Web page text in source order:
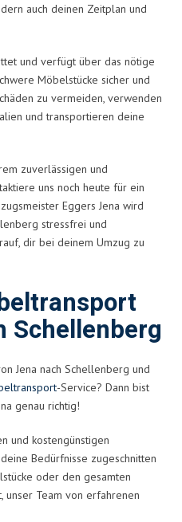
auch deinen Zeitplan und
und verfügt über das nötige
Möbelstücke sicher und
zu vermeiden, verwenden
und transportieren deine
zuverlässigen und
uns noch heute für ein
Eggers Jena wird
stressfrei und
dir bei deinem Umzug zu
Schellenberg
Jena nach Schellenberg und
-Service? Dann bist
genau richtig!
und kostengünstigen
Bedürfnisse zugeschnitten
oder den gesamten
unser Team von erfahrenen